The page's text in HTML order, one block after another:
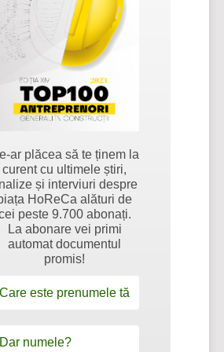
ar plăcea să te ținem la
curent cu ultimele știri,
și interviuri despre
HoReCa alături de
peste 9.700 abonați.
La abonare vei primi
automat documentul
promis!